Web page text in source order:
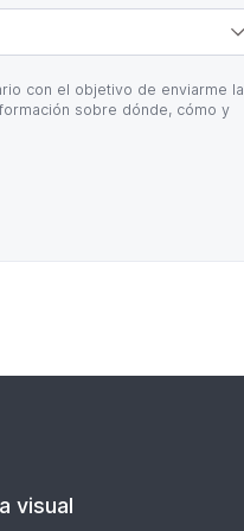
con el objetivo de enviarme la
sobre dónde, cómo y
visual